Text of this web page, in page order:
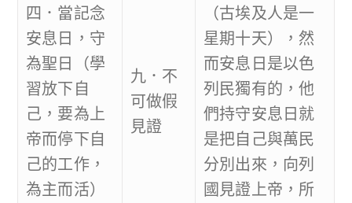
四．當記念
安息日，守
為聖日（學
習放下自
己，要為上
帝而停下自
己的工作，
為主而活）
九．不
可做假
見證
（古埃及人是一
星期十天），然
而安息日是以色
列民獨有的，他
們持守安息日就
是把自己與萬民
分別出來，向列
國見證上帝，所